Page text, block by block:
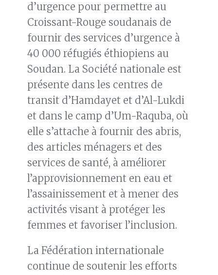
d’urgence pour permettre au
Croissant-Rouge soudanais de
fournir des services d’urgence à
40 000 réfugiés éthiopiens au
Soudan. La Société nationale est
présente dans les centres de
transit d’Hamdayet et d’Al-Lukdi
et dans le camp d’Um-Raquba, où
elle s’attache à fournir des abris,
des articles ménagers et des
services de santé, à améliorer
l’approvisionnement en eau et
l’assainissement et à mener des
activités visant à protéger les
femmes et favoriser l’inclusion.
La Fédération internationale
continue de soutenir les efforts